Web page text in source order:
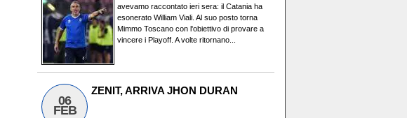
avevamo raccontato ieri sera: il Catania ha
esonerato William Viali. Al suo posto torna
Mimmo Toscano con l'obiettivo di provare a
vincere i Playoff. A volte ritornano...
06
FEB
ZENIT, ARRIVA JHON DURAN